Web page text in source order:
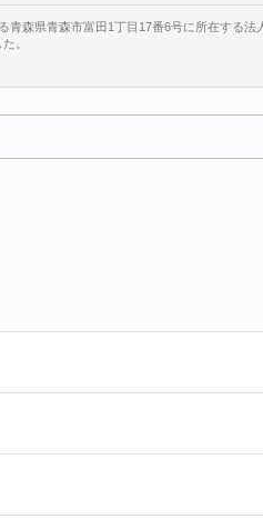
森県青森市富田1丁目17番6号に所在する法
。